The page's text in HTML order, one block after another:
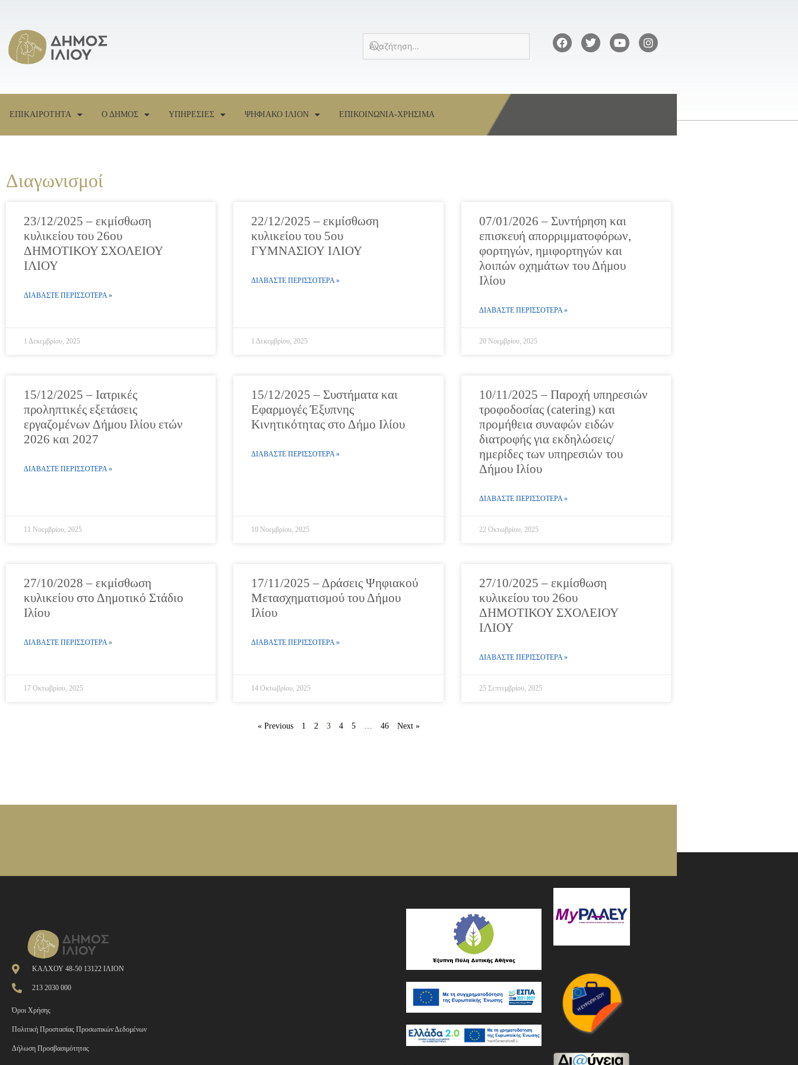
ΕΠΙΚΑΙΡΟΤΗΤΑ Ο ΔΗΜΟΣ ΥΠΗΡΕΣΙΕΣ ΨΗΦΙΑΚΟ ΙΛΙΟΝ ΕΠΙΚΟΙΝΩΝΙΑ-ΧΡΗΣΙΜΑ
Διαγωνισμοί
23/12/2025 – εκμίσθωση
κυλικείου του 26ου
ΔΗΜΟΤΙΚΟΥ ΣΧΟΛΕΙΟΥ
ΙΛΙΟΥ
ΔΙΑΒΑΣΤΕ ΠΕΡΙΣΣΟΤΕΡΑ »
1 Δεκεμβρίου, 2025
22/12/2025 – εκμίσθωση
κυλικείου του 5ου
ΓΥΜΝΑΣΙΟΥ ΙΛΙΟΥ
ΔΙΑΒΑΣΤΕ ΠΕΡΙΣΣΟΤΕΡΑ »
1 Δεκεμβρίου, 2025
07/01/2026 – Συντήρηση και
επισκευή απορριμματοφόρων,
φορτηγών, ημιφορτηγών και
λοιπών οχημάτων του Δήμου
Ιλίου
ΔΙΑΒΑΣΤΕ ΠΕΡΙΣΣΟΤΕΡΑ »
20 Νοεμβρίου, 2025
15/12/2025 – Ιατρικές
προληπτικές εξετάσεις
εργαζομένων Δήμου Ιλίου ετών
2026 και 2027
ΔΙΑΒΑΣΤΕ ΠΕΡΙΣΣΟΤΕΡΑ »
11 Νοεμβρίου, 2025
15/12/2025 – Συστήματα και
Εφαρμογές Έξυπνης
Κινητικότητας στο Δήμο Ιλίου
ΔΙΑΒΑΣΤΕ ΠΕΡΙΣΣΟΤΕΡΑ »
10 Νοεμβρίου, 2025
10/11/2025 – Παροχή υπηρεσιών
τροφοδοσίας (catering) και
προμήθεια συναφών ειδών
διατροφής για εκδηλώσεις/
ημερίδες των υπηρεσιών του
Δήμου Ιλίου
ΔΙΑΒΑΣΤΕ ΠΕΡΙΣΣΟΤΕΡΑ »
22 Οκτωβρίου, 2025
27/10/2028 – εκμίσθωση
κυλικείου στο Δημοτικό Στάδιο
Ιλίου
ΔΙΑΒΑΣΤΕ ΠΕΡΙΣΣΟΤΕΡΑ »
17 Οκτωβρίου, 2025
17/11/2025 – Δράσεις Ψηφιακού
Μετασχηματισμού του Δήμου
Ιλίου
ΔΙΑΒΑΣΤΕ ΠΕΡΙΣΣΟΤΕΡΑ »
14 Οκτωβρίου, 2025
27/10/2025 – εκμίσθωση
κυλικείου του 26ου
ΔΗΜΟΤΙΚΟΥ ΣΧΟΛΕΙΟΥ
ΙΛΙΟΥ
ΔΙΑΒΑΣΤΕ ΠΕΡΙΣΣΟΤΕΡΑ »
25 Σεπτεμβρίου, 2025
« Previous 1 2 3 4 5 … 46 Next »
ΚΑΛΧΟΥ 48-50 13122 ΙΛΙΟΝ
213 2030 000
Όροι Χρήσης
Πολιτική Προστασίας Προσωπικών Δεδομένων
Δήλωση Προσβασιμότητας